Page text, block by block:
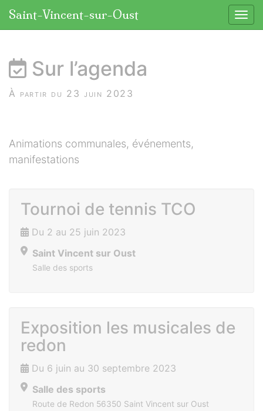
Saint-Vincent-sur-Oust
Sur l’agenda
À partir du 23 juin 2023
Animations communales, événements,
manifestations
Tournoi de tennis TCO
Du 2 au 25 juin 2023
Saint Vincent sur Oust
Salle des sports
Exposition les musicales de
redon
Du 6 juin au 30 septembre 2023
Salle des sports
Route de Redon 56350 Saint Vincent sur Oust
Panneau de gestion des cookies